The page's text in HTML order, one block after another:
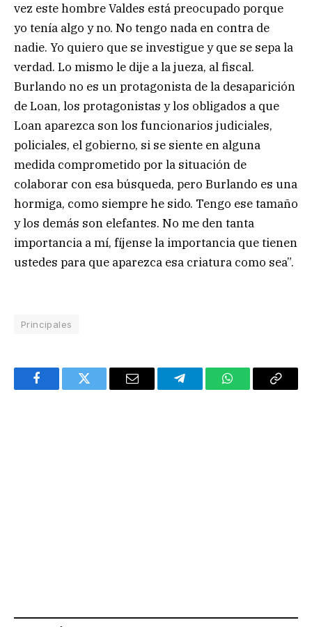
vez este hombre Valdes está preocupado porque
yo tenía algo y no. No tengo nada en contra de
nadie. Yo quiero que se investigue y que se sepa la
verdad. Lo mismo le dije a la jueza, al fiscal.
Burlando no es un protagonista de la desaparición
de Loan, los protagonistas y los obligados a que
Loan aparezca son los funcionarios judiciales,
policiales, el gobierno, si se siente en alguna
medida comprometido por la situación de
colaborar con esa búsqueda, pero Burlando es una
hormiga, como siempre he sido. Tengo ese tamaño
y los demás son elefantes. No me den tanta
importancia a mí, fíjense la importancia que tienen
ustedes para que aparezca esa criatura como sea”.
Principales
FacebookTwitter Email TelegramWhatsAppCopy